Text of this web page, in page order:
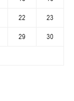
22
23
29
30